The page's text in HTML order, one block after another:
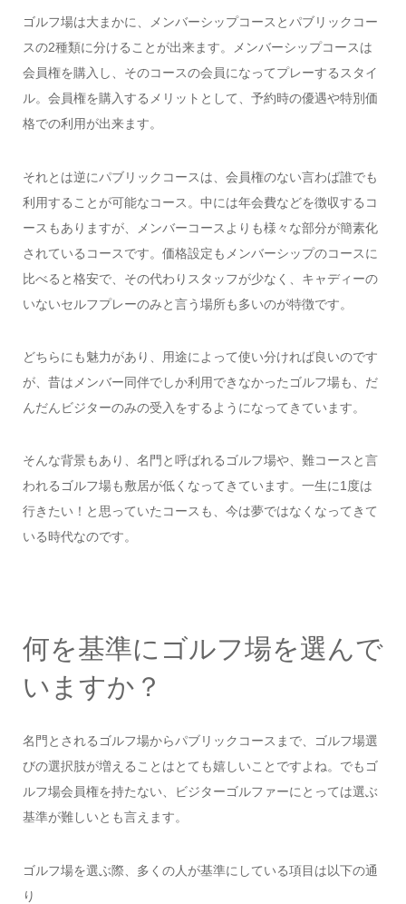
ゴルフ場は大まかに、メンバーシップコースとパブリックコー
スの2種類に分けることが出来ます。メンバーシップコースは
会員権を購入し、そのコースの会員になってプレーするスタイ
ル。会員権を購入するメリットとして、予約時の優遇や特別価
格での利用が出来ます。
それとは逆にパブリックコースは、会員権のない言わば誰でも
利用することが可能なコース。中には年会費などを徴収するコ
ースもありますが、メンバーコースよりも様々な部分が簡素化
されているコースです。価格設定もメンバーシップのコースに
比べると格安で、その代わりスタッフが少なく、キャディーの
いないセルフプレーのみと言う場所も多いのが特徴です。
どちらにも魅力があり、用途によって使い分ければ良いのです
が、昔はメンバー同伴でしか利用できなかったゴルフ場も、だ
んだんビジターのみの受入をするようになってきています。
そんな背景もあり、名門と呼ばれるゴルフ場や、難コースと言
われるゴルフ場も敷居が低くなってきています。一生に1度は
行きたい！と思っていたコースも、今は夢ではなくなってきて
いる時代なのです。
何を基準にゴルフ場を選んで
いますか？
名門とされるゴルフ場からパブリックコースまで、ゴルフ場選
びの選択肢が増えることはとても嬉しいことですよね。でもゴ
ルフ場会員権を持たない、ビジターゴルファーにとっては選ぶ
基準が難しいとも言えます。
ゴルフ場を選ぶ際、多くの人が基準にしている項目は以下の通
り